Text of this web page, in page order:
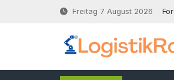
Freitag 7 August 2026